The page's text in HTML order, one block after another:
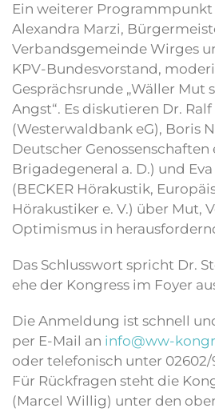
Ein weiterer Programmpunkt
Alexandra Marzi,
Verbandsgemeinde Wirges
KPV-Bundesvorstand,
Gesprächsrunde „Wäller Mut
Angst“. Es diskutieren Dr.
(Westerwaldbank eG), Boris
Deutscher Genossenschaften
Brigadegeneral a. D.) und
(BECKER Hörakustik,
Hörakustiker e. V.) über Mut,
Optimismus in
Das Schlusswort spricht Dr.
ehe der Kongress im Foyer
Die Anmeldung ist schnell
per E-Mail an info@ww-
oder telefonisch unter
Für Rückfragen steht die
(Marcel Willig) unter den